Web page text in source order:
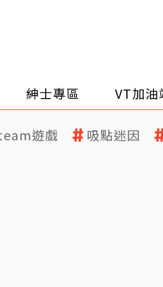
紳士專區 VT加油
遊戲 吸點迷因